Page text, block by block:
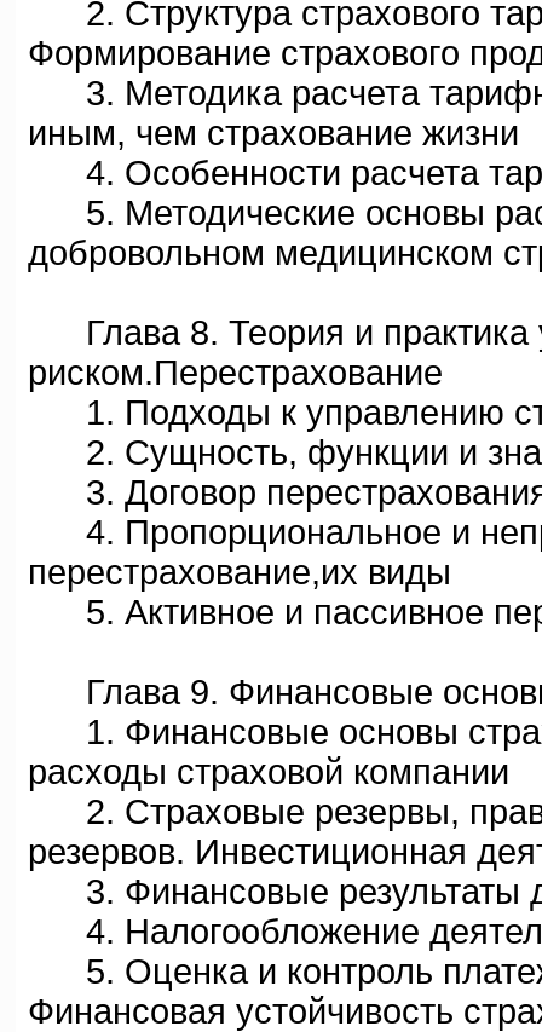
2. Структура страхового
Формирование страхового
3. Методика расчета
иным, чем страхование жизни
4. Особенности расчета
5. Методические основы
добровольном медицинском
Глава 8. Теория и практика
риском.Перестрахование
1. Подходы к управлению
2. Сущность, функции и
3. Договор
4. Пропорциональное и
перестрахование,их виды
5. Активное и пассивное
Глава 9. Финансовые
1. Финансовые основы
расходы страховой компании
2. Страховые резервы,
резервов. Инвестиционная
3. Финансовые результаты
4. Налогообложение
5. Оценка и контроль
Финансовая устойчивость